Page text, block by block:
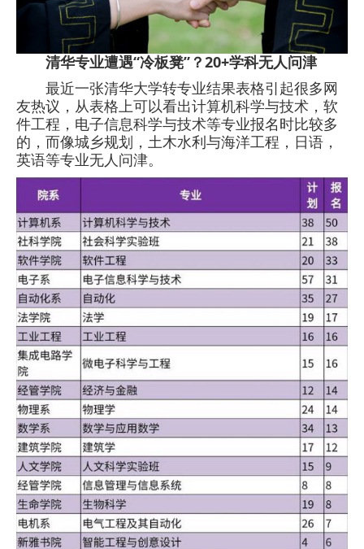
清华专业遭遇“冷板凳”？20+学科无人问津
最近一张清华大学转专业结果表格引起很多网
友热议， 从表格上可以看出计算机科学与技术，软
件工程，电子信息科学与技术等专业报名时比较多
的，而像城乡规划，土木水利与海洋工程，日语，
英语等专业无人问津。